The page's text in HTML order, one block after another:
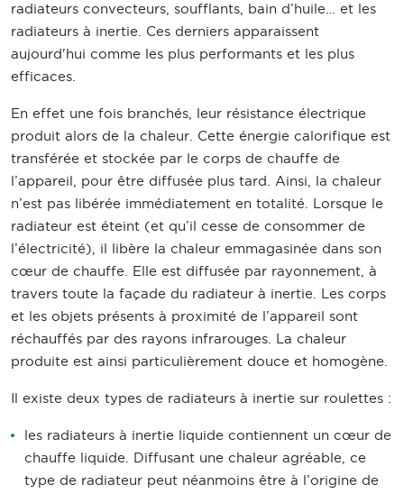
radiateurs convecteurs, soufflants, bain d’huile… et les
radiateurs à inertie. Ces derniers apparaissent
aujourd'hui comme les plus performants et les plus
efficaces.
En effet une fois branchés, leur résistance électrique
produit alors de la chaleur. Cette énergie calorifique est
transférée et stockée par le corps de chauffe de
l’appareil, pour être diffusée plus tard. Ainsi, la chaleur
n’est pas libérée immédiatement en totalité. Lorsque le
radiateur est éteint (et qu’il cesse de consommer de
l’électricité), il libère la chaleur emmagasinée dans son
cœur de chauffe. Elle est diffusée par rayonnement, à
travers toute la façade du radiateur à inertie. Les corps
et les objets présents à proximité de l’appareil sont
réchauffés par des rayons infrarouges. La chaleur
produite est ainsi particulièrement douce et homogène.
Il existe deux types de radiateurs à inertie sur roulettes :
les radiateurs à inertie liquide contiennent un cœur de
chauffe liquide. Diffusant une chaleur agréable, ce
type de radiateur peut néanmoins être à l’origine de